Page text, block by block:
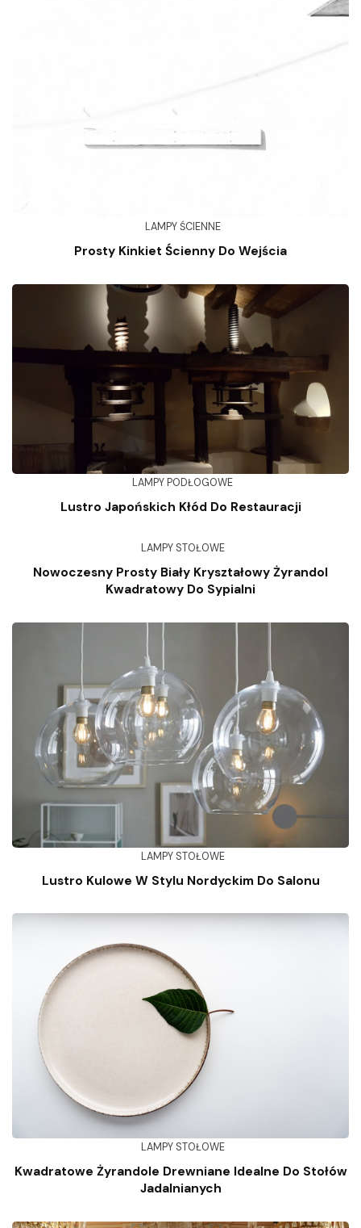
LAMPY ŚCIENNE
Prosty Kinkiet Ścienny Do Wejścia
LAMPY PODŁOGOWE
Lustro Japońskich Kłód Do Restauracji
LAMPY STOŁOWE
Nowoczesny Prosty Biały Kryształowy Żyrandol
Kwadratowy Do Sypialni
LAMPY STOŁOWE
Lustro Kulowe W Stylu Nordyckim Do Salonu
LAMPY STOŁOWE
Kwadratowe Żyrandole Drewniane Idealne Do Stołów
Jadalnianych